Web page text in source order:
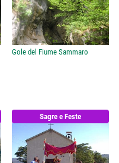
Gole del Fiume Sammaro
Sagre e Feste